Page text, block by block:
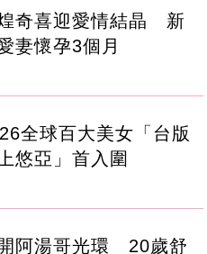
奇喜迎愛情結晶 新
妻懷孕3個月
全球百大美女「台版
悠亞」首入圍
阿湯哥光環 20歲舒